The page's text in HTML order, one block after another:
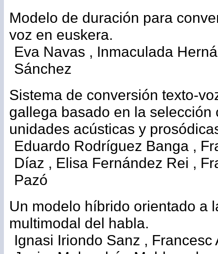
Modelo de duración para
voz en euskera.
Eva Navas , Inmaculada
Sánchez
Sistema de conversión texto-
gallega basado en la selección
unidades acústicas y
Eduardo Rodríguez Banga ,
Díaz , Elisa Fernández Rei ,
Pazó
Un modelo híbrido orientado a
multimodal del habla.
Ignasi Iriondo Sanz , Francesc